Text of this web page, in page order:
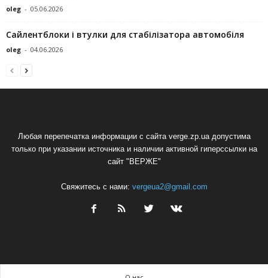
oleg - 05.06.2026
Сайлентблоки і втулки для стабілізатора автомобіля
oleg - 04.06.2026
Любая перепечатка информации с сайта verge.zp.ua допустима
только при указании источника и наличии активной гиперссылки на
сайт "ВЕРЖЕ"
Свяжитесь с нами: vergeua2@gmail.com